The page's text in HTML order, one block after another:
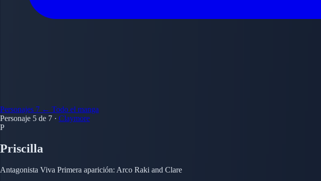
Personajes 7 ← Todo el manga
Personaje 5 de 7 · Claymore
P
Priscilla
Antagonista Viva Primera aparición: Arco Raki and Clare